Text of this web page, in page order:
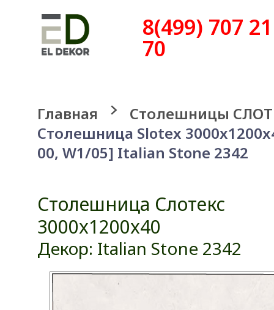
8(499) 707 21
70
Главная
Столешницы
Столешница Slotex
00, W1/05] Italian Stone 2342
Столешница Слотекс
3000x1200x40
Декор: Italian Stone 2342